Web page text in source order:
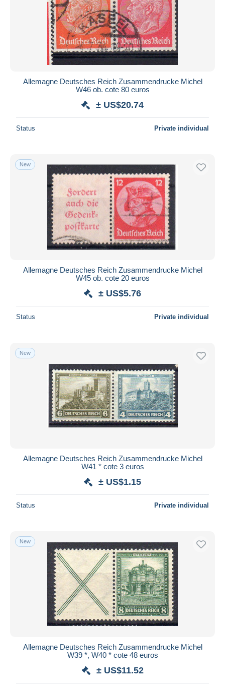
Allemagne Deutsches Reich Zusammendrucke Michel
W46 ob. cote 80 euros
± US$20.74
Status Private individual
New
Allemagne Deutsches Reich Zusammendrucke Michel
W45 ob. cote 20 euros
± US$5.76
Status Private individual
New
Allemagne Deutsches Reich Zusammendrucke Michel
W41 * cote 3 euros
± US$1.15
Status Private individual
New
Allemagne Deutsches Reich Zusammendrucke Michel
W39 *, W40 * cote 48 euros
± US$11.52